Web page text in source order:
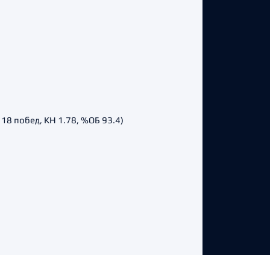
побед, КН 1.78, %ОБ 93.4)